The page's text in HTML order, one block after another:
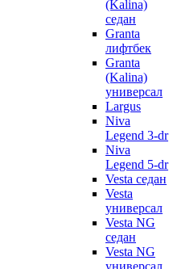
(Kalina)
седан
Granta
лифтбек
Granta
(Kalina)
универсал
Largus
Niva
Legend 3-dr
Niva
Legend 5-dr
Vesta седан
Vesta
универсал
Vesta NG
седан
Vesta NG
универсал